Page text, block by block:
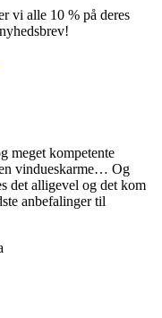
vi alle 10 % på deres
meget kompetente
vindueskarme… Og
det alligevel og det kom
anbefalinger til